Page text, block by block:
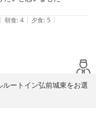
かけしてしまい申し訳ご
器や料理をご提供できる
改善に努めてまいりま
りがとうございます。
ち申し上げております。
| 朝食: 4 | 夕食: 5 |
ートイン弘前城東をお選